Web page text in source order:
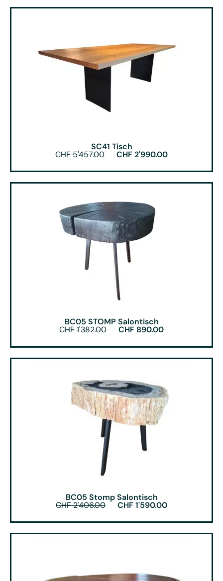
SC41 Tisch
CHF5'457.00 CHF2'990.00
BC05 STOMP Salontisch
CHF1'382.00 CHF 890.00
BC05 Stomp Salontisch
CHF2'406.00 CHF1'590.00